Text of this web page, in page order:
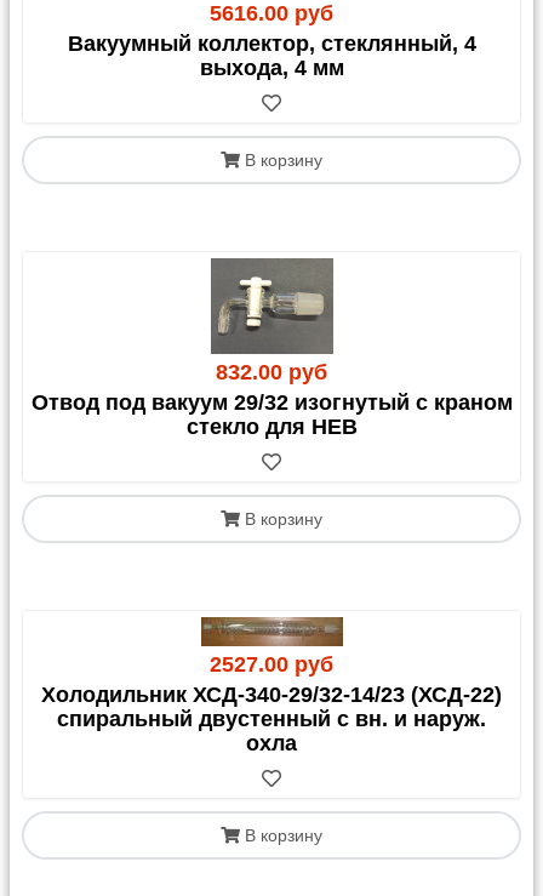
5616.00 руб
Вакуумный коллектор, стеклянный, 4
выхода, 4 мм
В корзину
832.00 руб
Отвод под вакуум 29/32 изогнутый с краном
стекло для HEB
В корзину
2527.00 руб
Холодильник ХСД-340-29/32-14/23 (ХСД-22)
спиральный двустенный с вн. и наруж.
охла
В корзину